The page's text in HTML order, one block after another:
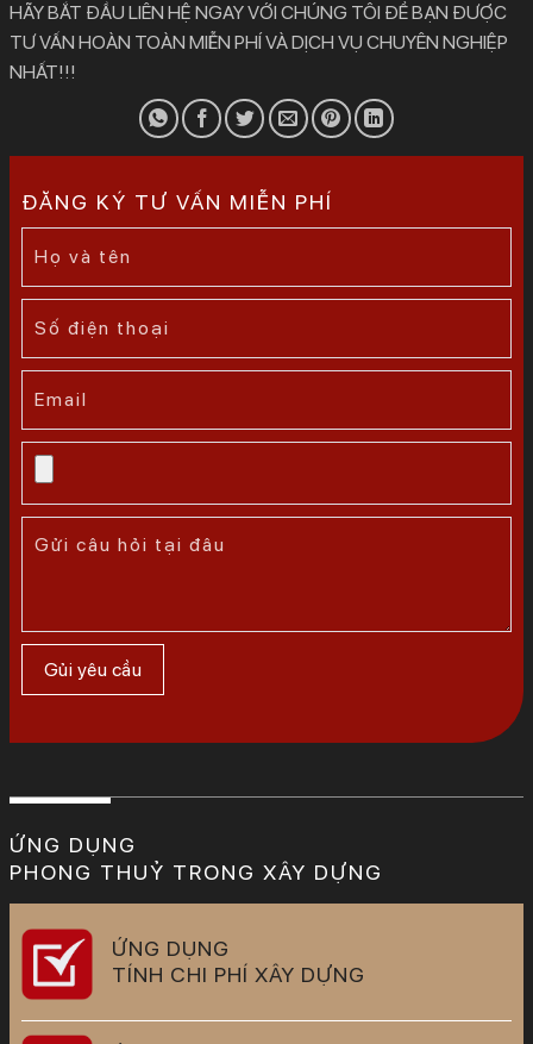
HÃY BẮT ĐẦU LIÊN HỆ NGAY VỚI CHÚNG TÔI ĐỂ BẠN ĐƯỢC
TƯ VẤN HOÀN TOÀN MIỄN PHÍ VÀ DỊCH VỤ CHUYÊN NGHIỆP
NHẤT!!!
ĐĂNG KÝ TƯ VẤN MIỄN PHÍ
ỨNG DỤNG
PHONG THUỶ TRONG XÂY DỰNG
ỨNG DỤNG
TÍNH CHI PHÍ XÂY DỰNG